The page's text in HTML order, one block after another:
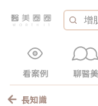
看案例 聊醫美
長知識